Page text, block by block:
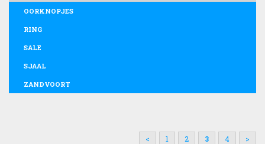
OORKNOPJES
RING
SALE
SJAAL
ZANDVOORT
< 1 2 3 4 >